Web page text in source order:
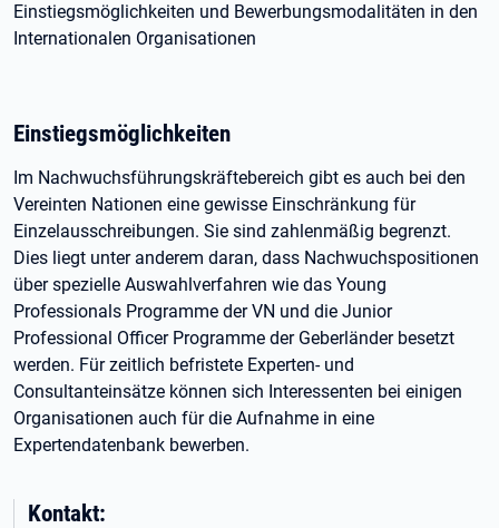
Einstiegsmöglichkeiten und Bewerbungsmodalitäten in den
Internationalen Organisationen
Einstiegsmöglichkeiten
Im Nachwuchsführungskräftebereich gibt es auch bei den
Vereinten Nationen eine gewisse Einschränkung für
Einzelausschreibungen. Sie sind zahlenmäßig begrenzt.
Dies liegt unter anderem daran, dass Nachwuchspositionen
über spezielle Auswahlverfahren wie das Young
Professionals Programme der VN und die Junior
Professional Officer Programme der Geberländer besetzt
werden. Für zeitlich befristete Experten- und
Consultanteinsätze können sich Interessenten bei einigen
Organisationen auch für die Aufnahme in eine
Expertendatenbank bewerben.
Kontakt: